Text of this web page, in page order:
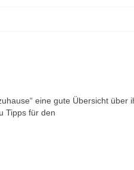
eine gute Übersicht über
Tipps für den